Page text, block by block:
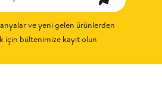
ve yeni gelen ürünlerden
için bültenimize kayıt olun